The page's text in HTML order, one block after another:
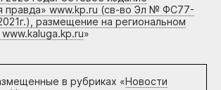
правда» www.kp.ru (св-во Эл № ФС77-
размещение на региональном
»
в рубриках «Новости